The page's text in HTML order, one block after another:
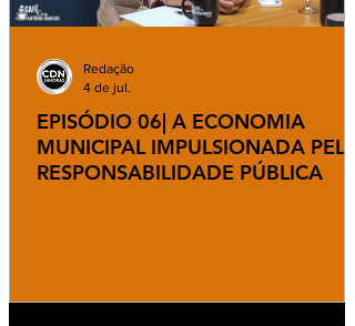
EPISÓDIO 06| A ECONOMIA
MUNICIPAL IMPULSIONADA PELA
RESPONSABILIDADE PÚBLICA
Redação
4 de jul.